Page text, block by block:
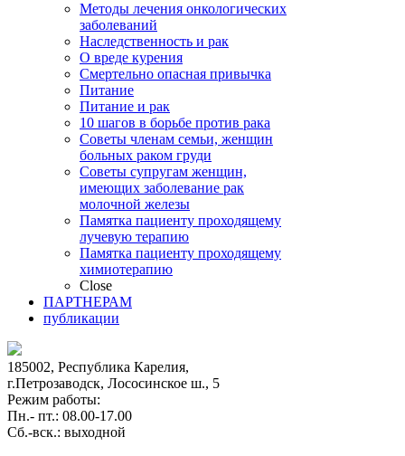
Методы лечения онкологических
заболеваний
Наследственность и рак
О вреде курения
Смертельно опасная привычка
Питание
Питание и рак
10 шагов в борьбе против рака
Советы членам семьи, женщин
больных раком груди
Советы супругам женщин,
имеющих заболевание рак
молочной железы
Памятка пациенту проходящему
лучевую терапию
Памятка пациенту проходящему
химиотерапию
Close
ПАРТНЕРАМ
публикации
185002, Республика Карелия,
г.Петрозаводск, Лососинское ш., 5
Режим работы:
Пн.- пт.: 08.00-17.00
Cб.-вск.: выходной